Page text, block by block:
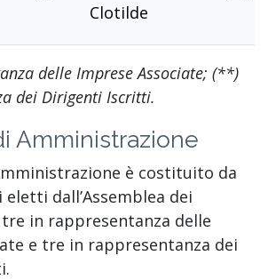
Clotilde
delle Imprese Associate; (**)
dei Dirigenti Iscritti.
Amministrazione
è costituito da
dall’Assemblea dei
in rappresentanza delle
e tre in rappresentanza dei